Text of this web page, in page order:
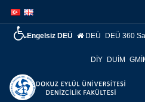
atla
atla
Engelsiz DEÜ DEÜ DEÜ 360
DİY DUİM